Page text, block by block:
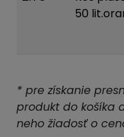
50
* pre získanie
produkt do košíka
neho žiadosť o